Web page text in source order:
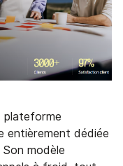
plateforme
entièrement dédiée
modèle